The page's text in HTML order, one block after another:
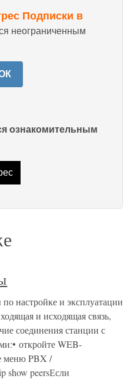
Подписки в
неограниченным
ознакомительным
настройке и эксплуатации
и исходящая связь,
соединения станции с
откройте WEB-
меню PBX /
show peersЕсли